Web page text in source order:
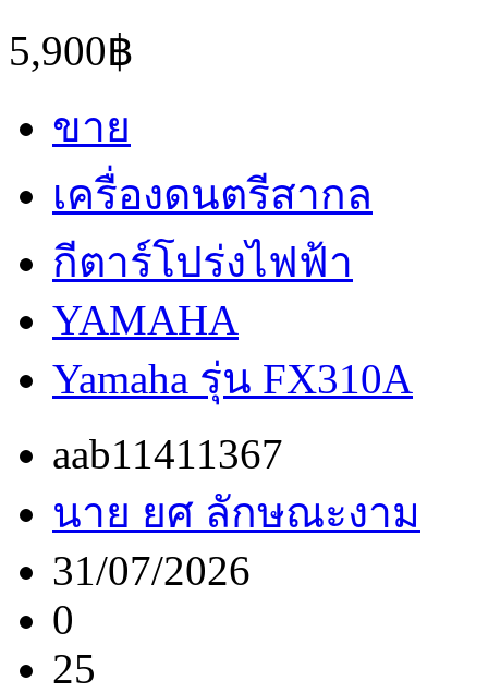
5,900฿
ขาย
เครื่องดนตรีสากล
กีตาร์โปร่งไฟฟ้า
YAMAHA
Yamaha รุ่น FX310A
aab11411367
นาย ยศ ลักษณะงาม
31/07/2026
0
25